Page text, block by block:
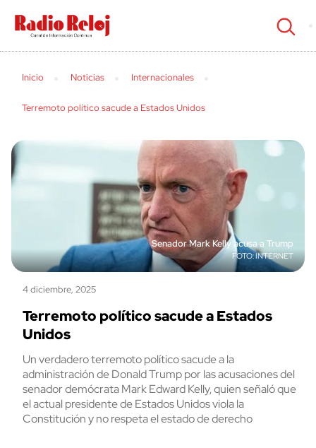
cerrar
Inicio Noticias Internacionales
Terremoto político sacude a Estados Unidos
Senador Mark Kelly acusa a Trump
INTERNET
4 diciembre, 2025
Terremoto político sacude a Estados
Unidos
Un verdadero terremoto político sacude a la
administración de Donald Trump por las acusaciones del
senador demócrata Mark Edward Kelly, quien señaló que
el actual presidente de Estados Unidos viola la
Constitución y no respeta el estado de derecho